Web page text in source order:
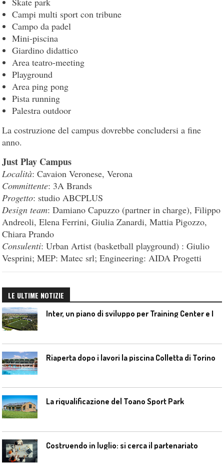
Campi multi sport con tribune
Campo da padel
Mini-piscina
Giardino didattico
Area teatro-meeting
Playground
Area ping pong
Pista running
Palestra outdoor
La costruzione del campus dovrebbe concludersi a fine
anno.
Just Play Campus
Località: Cavaion Veronese, Verona
Committente: 3A Brands
Progetto: studio ABCPLUS
Design team: Damiano Capuzzo (partner in charge), Filippo
Andreoli, Elena Ferrini, Giulia Zanardi, Mattia Pigozzo,
Chiara Prando
Consulenti: Urban Artist (basketball playground) : Giulio
Vesprini; MEP: Matec srl; Engineering: AIDA Progetti
LE ULTIME NOTIZIE
Riaperta dopo i lavori la piscina Colletta di Torino
La riqualificazione del Toano Sport Park
Costruendo in luglio: si cerca il partenariato